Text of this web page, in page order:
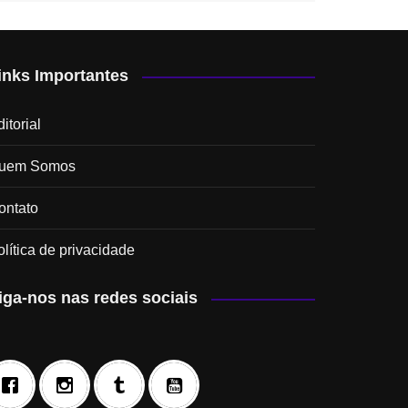
Importantes
Somos
de privacidade
nos nas redes sociais